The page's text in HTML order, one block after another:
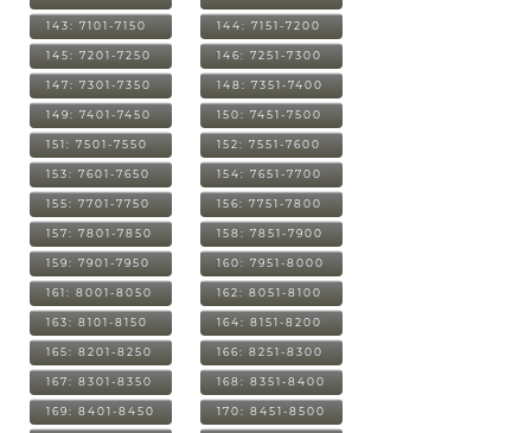
143: 7101-7150 144: 7151-7200
145: 7201-7250 146: 7251-7300
147: 7301-7350 148: 7351-7400
149: 7401-7450 150: 7451-7500
151: 7501-7550 152: 7551-7600
153: 7601-7650 154: 7651-7700
155: 7701-7750 156: 7751-7800
157: 7801-7850 158: 7851-7900
159: 7901-7950 160: 7951-8000
161: 8001-8050 162: 8051-8100
163: 8101-8150 164: 8151-8200
165: 8201-8250 166: 8251-8300
167: 8301-8350 168: 8351-8400
169: 8401-8450 170: 8451-8500